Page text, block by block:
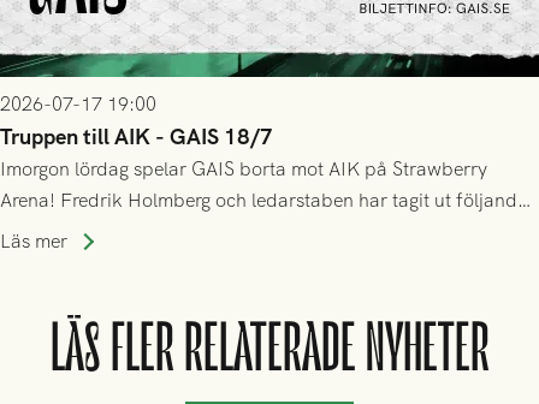
2026-07-17 19:00
Truppen till AIK - GAIS 18/7
Imorgon lördag spelar GAIS borta mot AIK på Strawberry
Arena! Fredrik Holmberg och ledarstaben har tagit ut följande
trupp till matchen:
Läs mer
LÄS FLER RELATERADE NYHETER